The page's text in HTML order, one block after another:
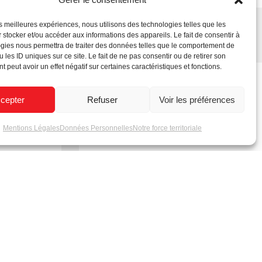
meilleures expériences, nous utilisons des technologies telles que les
stocker et/ou accéder aux informations des appareils. Le fait de consentir à
nous permettra de traiter des données telles que le comportement de
les ID uniques sur ce site. Le fait de ne pas consentir ou de retirer son
peut avoir un effet négatif sur certaines caractéristiques et fonctions.
Refuser Voir les préférences
Mentions LégalesDonnées PersonnellesNotre force territoriale